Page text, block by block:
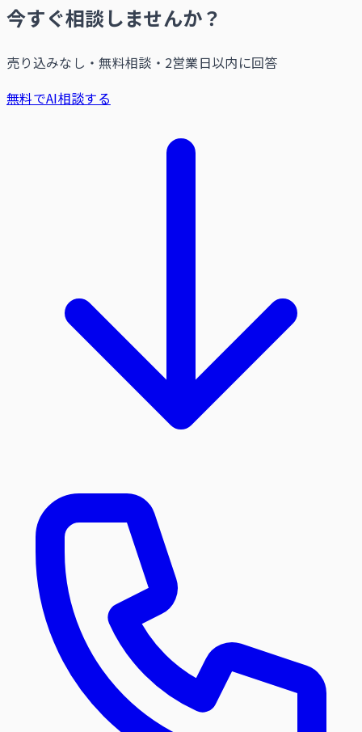
今すぐ相談しませんか？
売り込みなし・無料相談・2営業日以内に回答
無料でAI相談する